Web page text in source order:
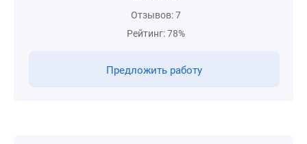
Отзывов: 7
Рейтинг: 78%
Предложить работу